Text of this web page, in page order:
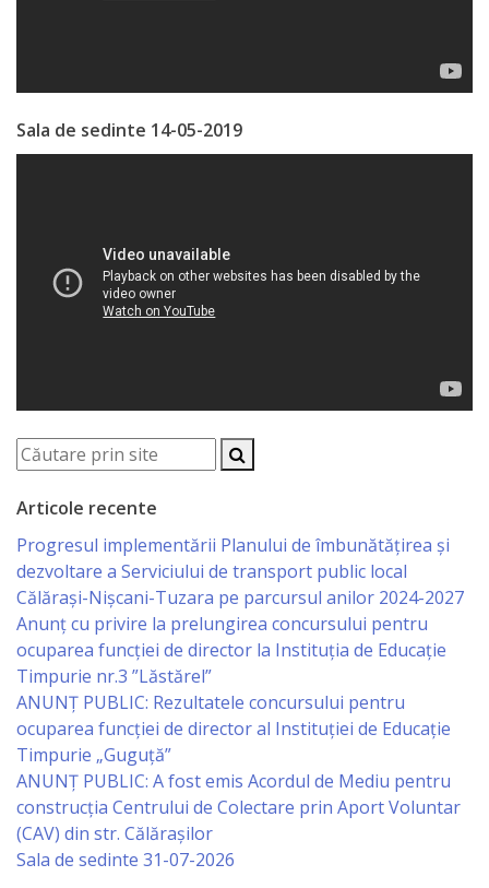
Serviciul
de
Impozitelor
Serviciul
Serviciul
în
Reglementarea
Regimului
Funciar
Serviciul
Relaţii
cu
Publicul
Sala de sedinte 14-05-2019
Articole recente
Progresul implementării Planului de îmbunătățirea și
dezvoltare a Serviciului de transport public local
Călărași-Nișcani-Tuzara pe parcursul anilor 2024-2027
Anunț cu privire la prelungirea concursului pentru
ocuparea funcţiei de director la Instituția de Educație
Timpurie nr.3 ”Lăstărel”
ANUNȚ PUBLIC: Rezultatele concursului pentru
ocuparea funcției de director al Instituției de Educație
Timpurie „Guguță”
ANUNȚ PUBLIC: A fost emis Acordul de Mediu pentru
construcția Centrului de Colectare prin Aport Voluntar
(CAV) din str. Călărașilor
Sala de sedinte 31-07-2026